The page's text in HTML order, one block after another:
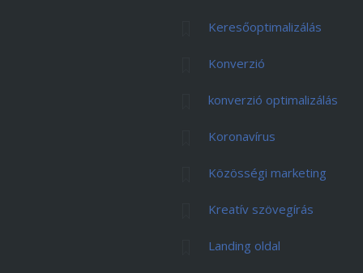
Keresőoptimalizálás
Konverzió
konverzió optimalizálás
Koronavírus
Közösségi marketing
Kreatív szövegírás
Landing oldal